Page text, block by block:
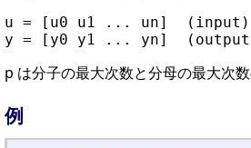
u = [u0 u1 ... un]  (input)
p は分子の最大次数と分母の最大次
例